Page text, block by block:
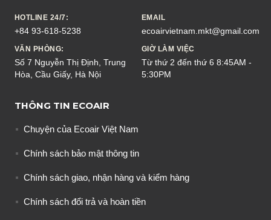
HOTLINE 24/7:
+84 93-618-5238
EMAIL
ecoairvietnam.mkt@gmail.com
VĂN PHÒNG:
Số 7 Nguyễn Thị Định, Trung
Hòa, Cầu Giấy, Hà Nội
GIỜ LÀM VIỆC
Từ thứ 2 đến thứ 6 8:45AM -
5:30PM
THÔNG TIN ECOAIR
Chuyện của Ecoair Việt Nam
Chính sách bảo mật thông tin
Chính sách giao, nhận hàng và kiểm hàng
Chính sách đổi trả và hoàn tiền